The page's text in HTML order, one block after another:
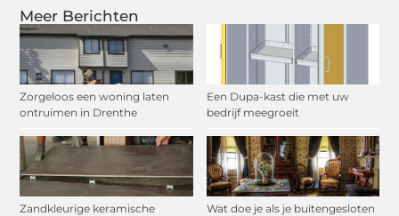
Meer Berichten
Zorgeloos een woning laten
ontruimen in Drenthe
Een Dupa-kast die met uw
bedrijf meegroeit
Zandkleurige keramische
Wat doe je als je buitengesloten